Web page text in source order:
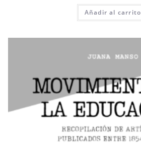
Añadir al carrito